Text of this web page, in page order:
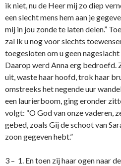
ik niet, nu de Heer mij zo diep
een slecht mens hem aan je
mij in jou zonde te laten delen.”
zal ik u nog voor slechts
toegesloten om u geen nageslacht
Daarop werd Anna erg
uit, waste haar hoofd, trok haar
omstreeks het negende uur
een laurierboom, ging eronder
volgt: “O God van o­nze vaderen,
gebed, zoals Gij de schoot van
zoon gegeven hebt.”
3 – 1. En toen zij haar ogen naar